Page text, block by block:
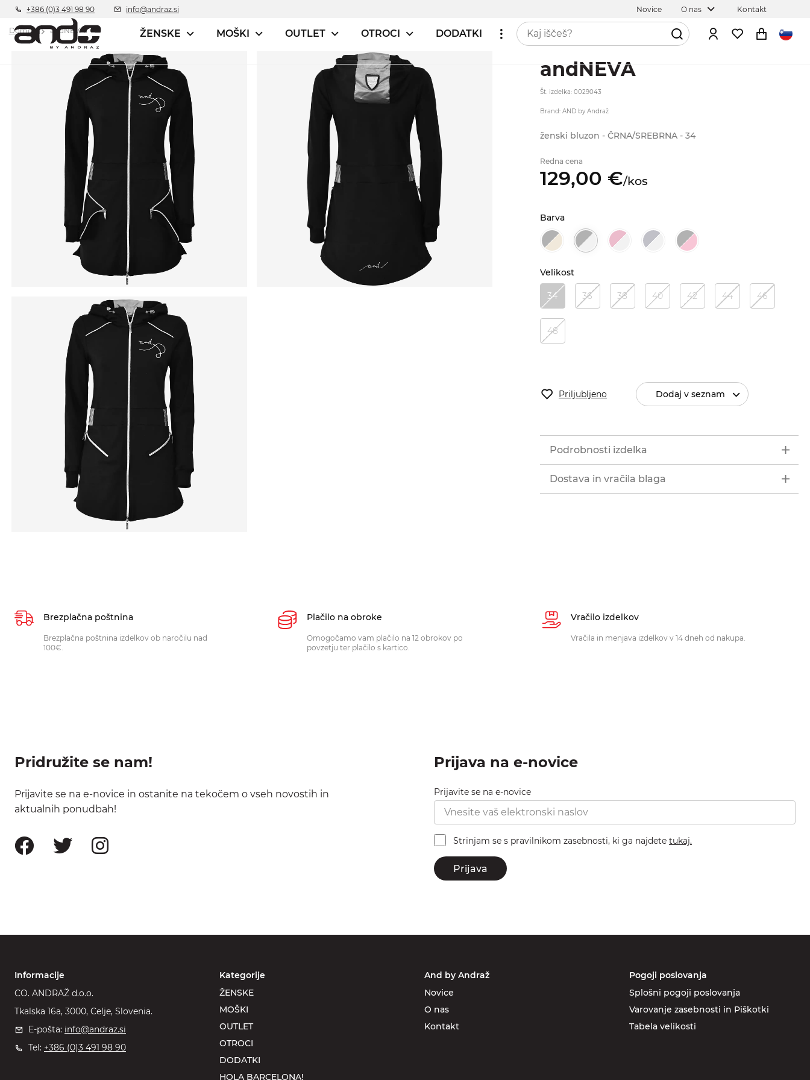
+386 (0)3 491 98 90 info@andraz.si Novice O nas Kontakt
ŽENSKE MOŠKI OUTLET OTROCI DODATKI
Domov andNEVA
andNEVA
Št. izdelka: 0029043
Brand: AND by Andraž
ženski bluzon - ČRNA/SREBRNA - 34
Redna cena
129,00 €/kos
Barva
Velikost
34 36 38 40 42 44 46
48
Priljubljeno Dodaj v seznam
Podrobnosti izdelka
Dostava in vračila blaga
Brezplačna poštnina
Brezplačna poštnina izdelkov ob naročilu nad
100€.
Plačilo na obroke
Omogočamo vam plačilo na 12 obrokov po
povzetju ter plačilo s kartico.
Vračilo izdelkov
Vračila in menjava izdelkov v 14 dneh od nakupa.
Pridružite se nam!
Prijavite se na e-novice in ostanite na tekočem o vseh novostih in
aktualnih ponudbah!
Prijava na e-novice
Prijavite se na e-novice
Strinjam se s pravilnikom zasebnosti, ki ga najdete tukaj.
Prijava
Informacije
CO. ANDRAŽ d.o.o.
Tkalska 16a, 3000, Celje, Slovenia.
E-pošta: info@andraz.si
Tel: +386 (0)3 491 98 90
Kategorije
ŽENSKE
MOŠKI
OUTLET
OTROCI
DODATKI
HOLA BARCELONA!
And by Andraž
Novice
O nas
Kontakt
Pogoji poslovanja
Splošni pogoji poslovanja
Varovanje zasebnosti in Piškotki
Tabela velikosti